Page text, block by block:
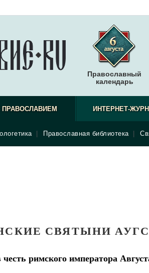
Православный
календарь
ПРАВОСЛАВИЕМ
Православная библиотека
ИНТЕРНЕТ-
СВЯТЫНИ
честь римского императора